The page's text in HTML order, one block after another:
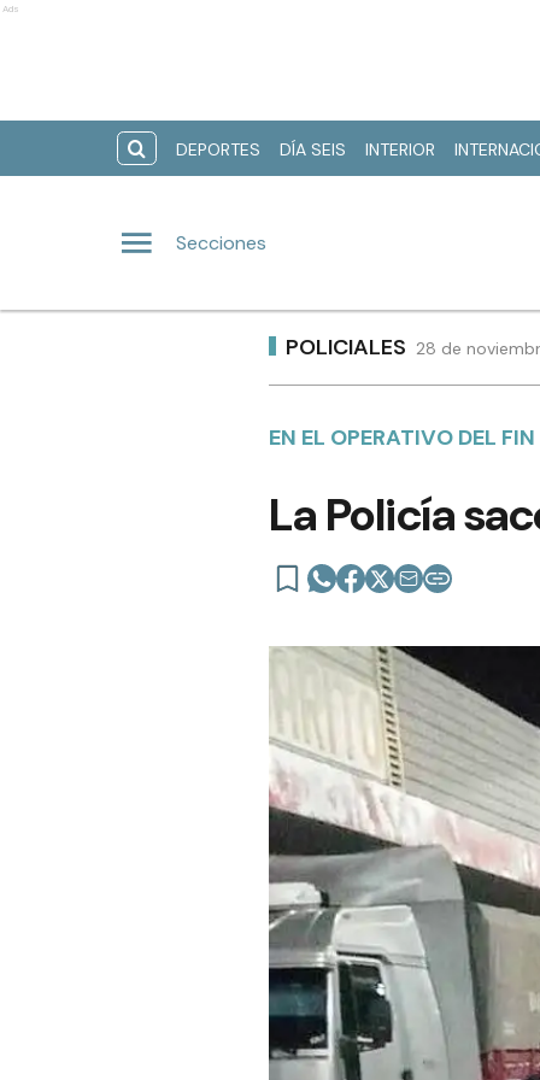
Ads
DEPORTES DÍA SEIS INTERIOR
Secciones
POLICIALES 28 de
EN EL OPERATIVO DEL
La Policía